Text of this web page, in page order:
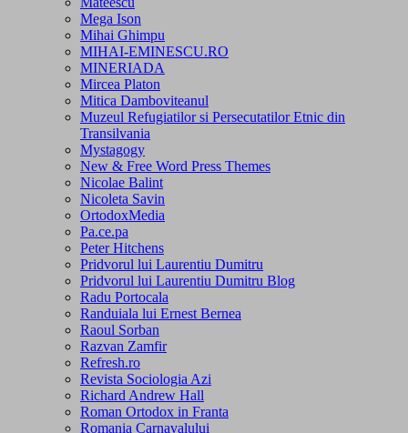
Mega Ison
Mihai Ghimpu
MIHAI-EMINESCU.RO
MINERIADA
Mircea Platon
Mitica Damboviteanul
Muzeul Refugiatilor si Persecutatilor Etnic din
Transilvania
Mystagogy
New & Free Word Press Themes
Nicolae Balint
Nicoleta Savin
OrtodoxMedia
Pa.ce.pa
Peter Hitchens
Pridvorul lui Laurentiu Dumitru
Pridvorul lui Laurentiu Dumitru Blog
Radu Portocala
Randuiala lui Ernest Bernea
Raoul Sorban
Razvan Zamfir
Refresh.ro
Revista Sociologia Azi
Richard Andrew Hall
Roman Ortodox in Franta
Romania Carnavalului